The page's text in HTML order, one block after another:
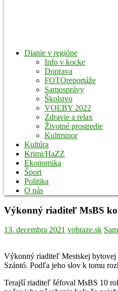
Dianie v regióne
Info v kocke
Doprava
FOTOreportáže
Samosprávy
Školstvo
VOĽBY 2022
Zdravie a relax
Životné prostredie
Kultminor
Kultúra
Krimi/HaZZ
Ekonomika
Šport
Politika
O nás
Výkonný riaditeľ MsBS
13. decembra 2021 vobraze.sk
Výkonný riaditeľ Mestskej bytovej
Szántó. Podľa jeho slov k tomu
Terajší riaditeľ šéfoval MsBS 10